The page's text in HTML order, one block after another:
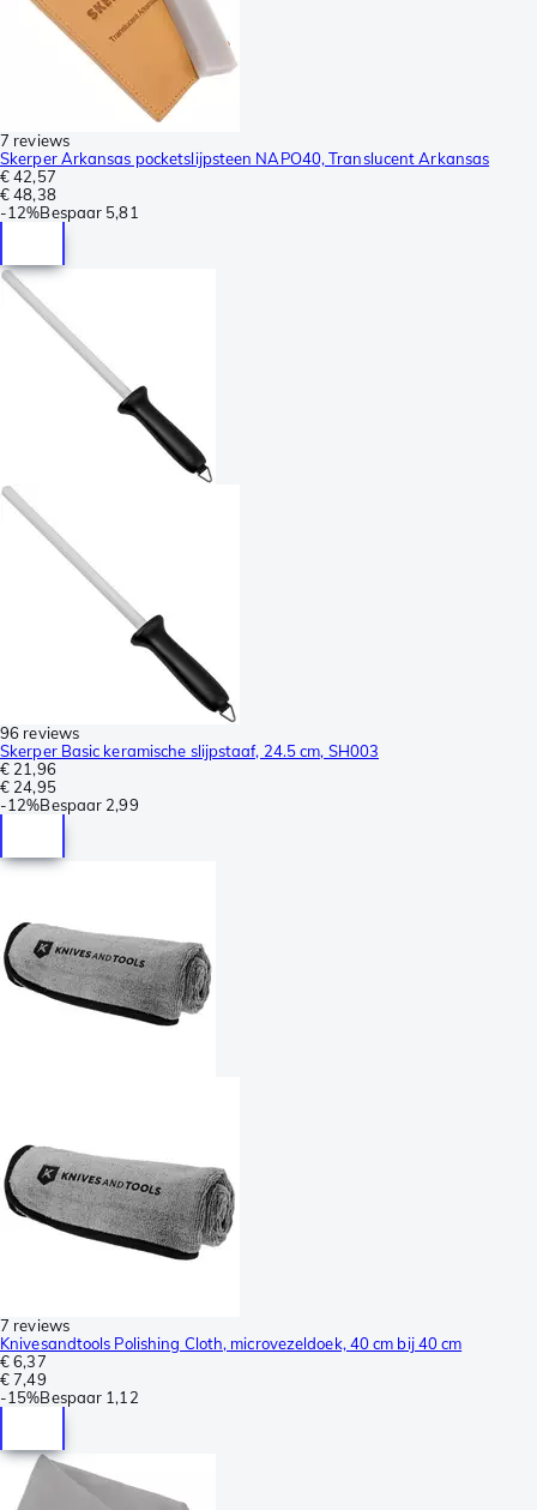
7 reviews
Skerper Arkansas pocketslijpsteen NAPO40, Translucent Arkansas
€ 42,57
€ 48,38
-12%Bespaar 5,81
96 reviews
Skerper Basic keramische slijpstaaf, 24.5 cm, SH003
€ 21,96
€ 24,95
-12%Bespaar 2,99
7 reviews
Knivesandtools Polishing Cloth, microvezeldoek, 40 cm bij 40 cm
€ 6,37
€ 7,49
-15%Bespaar 1,12